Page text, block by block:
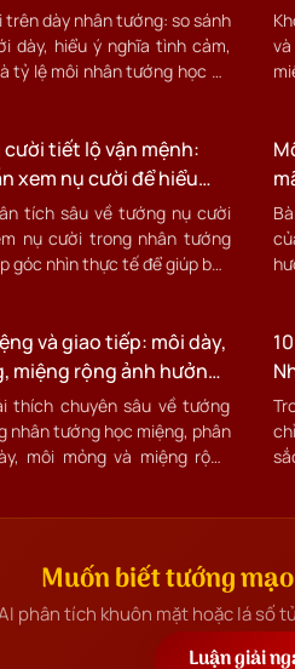
trên dày nhân tướng: so sánh
dày, hiểu ý nghĩa tình cảm,
tỷ lệ môi nhân tướng học để
tiết lộ vận mệnh:
xem nụ cười để hiểu
cơ hội
tích sâu về tướng nụ cười
nụ cười trong nhân tướng
góc nhìn thực tế để giúp bạn
mối liên hệ giữa biểu cảm,
và vận trình nghề nghiệp.
và giao tiếp: môi dày,
miệng rộng ảnh hưởng
và sự nghiệp
thích chuyên sâu về tướng
nhân tướng học miệng, phân
môi mỏng và miệng rộng
Muốn biết tướng
phân tích khuôn mặt hoặc lá số
Luận giải